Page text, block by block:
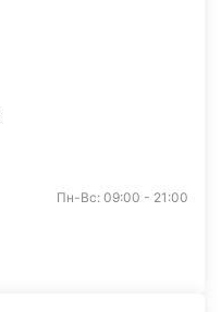
Пн-Вс: 09:00 - 21:00